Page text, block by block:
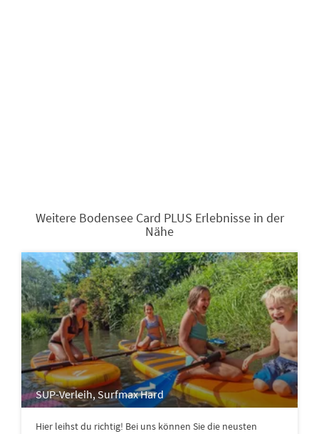
Weitere Bodensee Card PLUS Erlebnisse in der
Nähe
SUP-Verleih, Surfmax Hard
Hier leihst du richtig! Bei uns können Sie die neusten